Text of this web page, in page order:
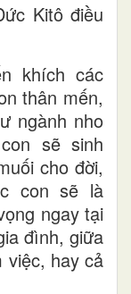
Kitô điều
khích các
thân mến,
ngành nho
sẽ sinh
cho đời,
con sẽ là
ngay tại
đình, giữa
việc, hay cả